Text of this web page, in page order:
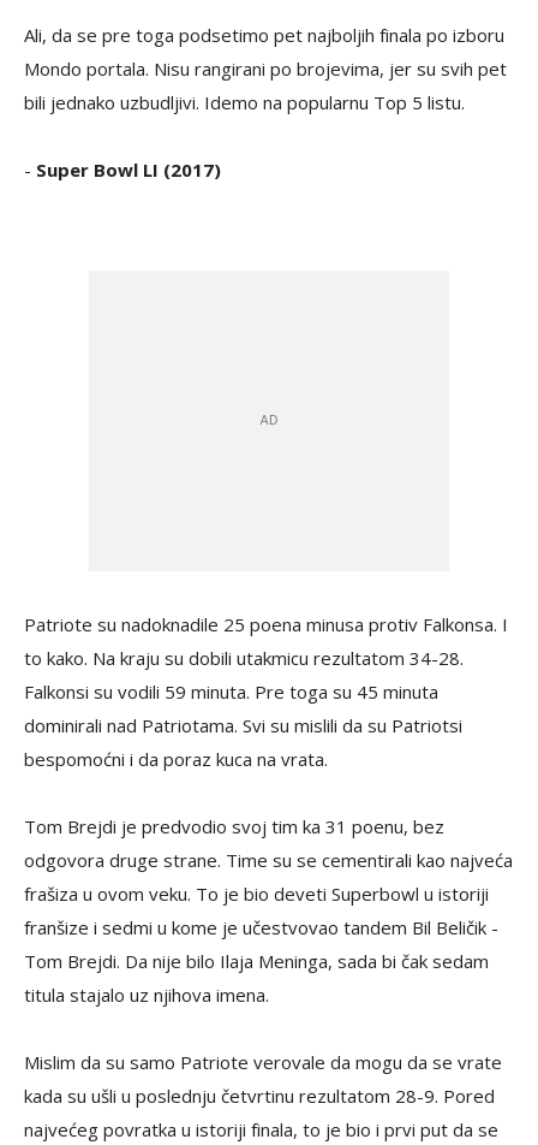
Ali, da se pre toga podsetimo pet najboljih finala po izboru
Mondo portala. Nisu rangirani po brojevima, jer su svih pet
bili jednako uzbudljivi. Idemo na popularnu Top 5 listu.
- Super Bowl LI (2017)
Patriote su nadoknadile 25 poena minusa protiv Falkonsa. I
to kako. Na kraju su dobili utakmicu rezultatom 34-28.
Falkonsi su vodili 59 minuta. Pre toga su 45 minuta
dominirali nad Patriotama. Svi su mislili da su Patriotsi
bespomoćni i da poraz kuca na vrata.
Tom Brejdi je predvodio svoj tim ka 31 poenu, bez
odgovora druge strane. Time su se cementirali kao najveća
frašiza u ovom veku. To je bio deveti Superbowl u istoriji
franšize i sedmi u kome je učestvovao tandem Bil Beličik -
Tom Brejdi. Da nije bilo Ilaja Meninga, sada bi čak sedam
titula stajalo uz njihova imena.
Mislim da su samo Patriote verovale da mogu da se vrate
kada su ušli u poslednju četvrtinu rezultatom 28-9. Pored
najvećeg povratka u istoriji finala, to je bio i prvi put da se